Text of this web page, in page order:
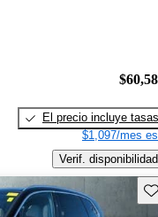
El precio incluye tasas
$1,097/mes
Verif. disponibilidad